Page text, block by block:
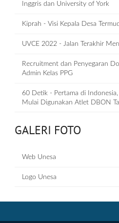
Inggris dan University of York
Kiprah - Visi Kepala Desa
UVCE 2022 - Jalan Terakhir
Recruitment dan Penyegaran
Admin Kelas PPG
60 Detik - Pertama di
Mulai Digunakan Atlet DBON
GALERI FOTO
Web Unesa
Logo Unesa